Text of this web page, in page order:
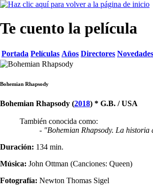
Te cuento la película
Portada Películas Años Directores Novedades
Bohemian Rhapsody
Bohemian Rhapsody (2018) * G.B. / USA
También conocida como:
- "Bohemian Rhapsody. La
Duración: 134 min.
Música: John Ottman (Canciones: Queen)
Fotografía: Newton Thomas Sigel